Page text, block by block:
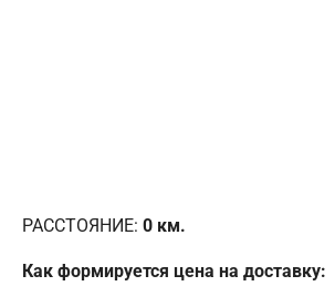
РАССТОЯНИЕ: 0 км.
Как формируется цена на доставку: